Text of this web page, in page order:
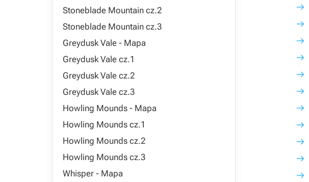
Stoneblade Mountain cz.2
Stoneblade Mountain cz.3
Greydusk Vale - Mapa
Greydusk Vale cz.1
Greydusk Vale cz.2
Greydusk Vale cz.3
Howling Mounds - Mapa
Howling Mounds cz.1
Howling Mounds cz.2
Howling Mounds cz.3
Whisper - Mapa